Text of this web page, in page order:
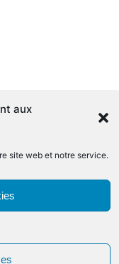
aux
site web et notre service.